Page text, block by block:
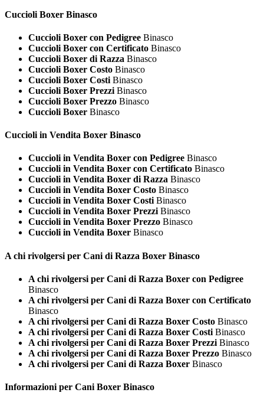
Cuccioli Boxer Binasco
Cuccioli Boxer con Pedigree Binasco
Cuccioli Boxer con Certificato Binasco
Cuccioli Boxer di Razza Binasco
Cuccioli Boxer Costo Binasco
Cuccioli Boxer Costi Binasco
Cuccioli Boxer Prezzi Binasco
Cuccioli Boxer Prezzo Binasco
Cuccioli Boxer Binasco
Cuccioli in Vendita Boxer Binasco
Cuccioli in Vendita Boxer con Pedigree Binasco
Cuccioli in Vendita Boxer con Certificato Binasco
Cuccioli in Vendita Boxer di Razza Binasco
Cuccioli in Vendita Boxer Costo Binasco
Cuccioli in Vendita Boxer Costi Binasco
Cuccioli in Vendita Boxer Prezzi Binasco
Cuccioli in Vendita Boxer Prezzo Binasco
Cuccioli in Vendita Boxer Binasco
A chi rivolgersi per Cani di Razza Boxer Binasco
A chi rivolgersi per Cani di Razza Boxer con Pedigree
Binasco
A chi rivolgersi per Cani di Razza Boxer con Certificato
Binasco
A chi rivolgersi per Cani di Razza Boxer Costo Binasco
A chi rivolgersi per Cani di Razza Boxer Costi Binasco
A chi rivolgersi per Cani di Razza Boxer Prezzi Binasco
A chi rivolgersi per Cani di Razza Boxer Prezzo Binasco
A chi rivolgersi per Cani di Razza Boxer Binasco
Informazioni per Cani Boxer Binasco